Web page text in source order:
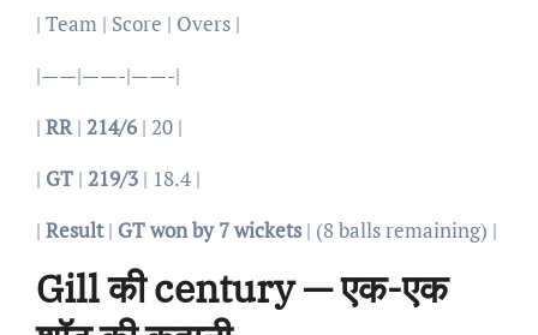
| Team | Score | Overs |
|——|——-|——-|
| RR| 214/6| 20 |
| GT| 219/3| 18.4 |
| Result| GT won by 7 wickets| (8 balls remaining) |
Gill की century — एक-एक